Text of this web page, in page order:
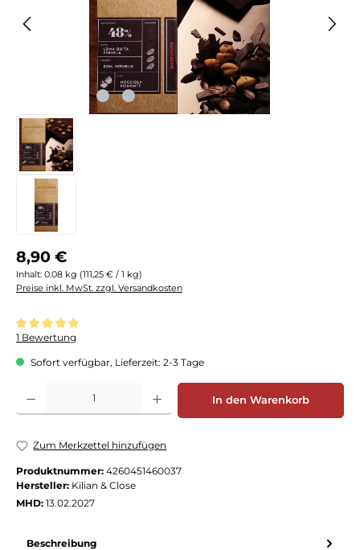
Regulärer Preis:
8,90 €
Inhalt: 0.08 kg (111,25 € / 1 kg)
Preise inkl. MwSt. zzgl. Versandkosten
Durchschnittliche Bewertung von 5 von 5 Sternen
1 Bewertung
Sofort verfügbar, Lieferzeit: 2-3 Tage
Produkt Anzahl: Gib den gewünschten Wert ein oder benutze die
In den Warenkorb
Zum Merkzettel hinzufügen
Produktnummer: 4260451460037
Hersteller: Kilian & Close
MHD: 13.02.2027
Beschreibung